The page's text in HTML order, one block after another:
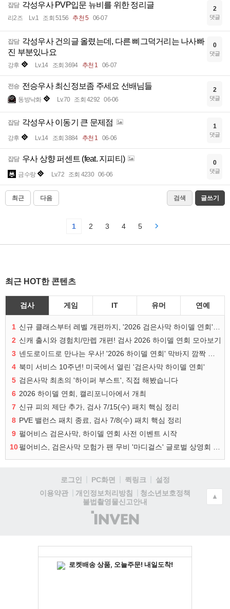
잡담 각성우사 PVP입문 뉴비를 위한 정리글
리2즈 Lv.1 조회 5156 추천 5 06-07
2
댓글
잡담 각성우사 건의글 올렸는데, 다른 삐그덕거리는 나사빠
진 부분있나요
강후 Lv.14 조회 3694 추천 1 06-07
0
댓글
전승 전승우사 최신정보좀 주세요 선배님들
동방낙화 Lv.70 조회 4292 06-06
2
댓글
잡담 각성우사 이동기 큰 문제점
강후 Lv.14 조회 3884 추천 1 06-06
1
댓글
잡담 우사 상향 퍼센트 (feat. 지피티)
금수랑 Lv.72 조회 4230 06-06
0
댓글
최근 다음 검색 글쓰기
1 2 3 4 5
최근 HOT한 콘텐츠
검사 게임 IT 유머 연예
1
신규 클래스부터 레벨 개편까지, '2026 검은사막 하이델 연회' 총정리
2 신캐 출시와 경험치/만렙 개편! 검사 2026 하이델 연회 모아보기
3
넨도로이드로 만나는 우사! '2026 하이델 연회' 막바지 깜짝 공개
4 북미 서비스 10주년! 미국에서 열린 '검은사막 하이델 연회'
5 검은사막 최초의 '하이퍼 부스트', 직접 해봤습니다
6 2026 하이델 연회, 캘리포니아에서 개최
7 신규 피의 제단 추가, 검사 7/15(수) 패치 핵심 정리
8 PVE 밸런스 패치 종료, 검사 7/8(수) 패치 핵심 정리
9 펄어비스 검은사막, 하이델 연회 사전 이벤트 시작
10
펄어비스, 검은사막 모험가 팬 무비 '마디걸스' 글로벌 상영회 개최
로그인 PC화면 퀵링크
설정
이용약관
개인정보처리방침
청소년보호정책
불법촬영물신고안내
(주)
인
▲